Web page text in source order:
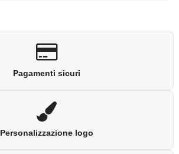
Pagamenti sicuri
Personalizzazione logo